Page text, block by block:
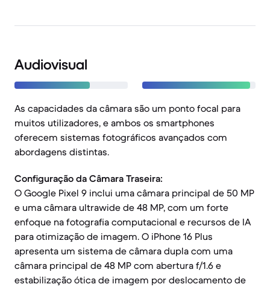
Audiovisual
As capacidades da câmara são um ponto focal para
muitos utilizadores, e ambos os smartphones
oferecem sistemas fotográficos avançados com
abordagens distintas.
Configuração da Câmara Traseira:
O Google Pixel 9 inclui uma câmara principal de 50 MP
e uma câmara ultrawide de 48 MP, com um forte
enfoque na fotografia computacional e recursos de IA
para otimização de imagem. O iPhone 16 Plus
apresenta um sistema de câmara dupla com uma
câmara principal de 48 MP com abertura f/1.6 e
estabilização ótica de imagem por deslocamento de